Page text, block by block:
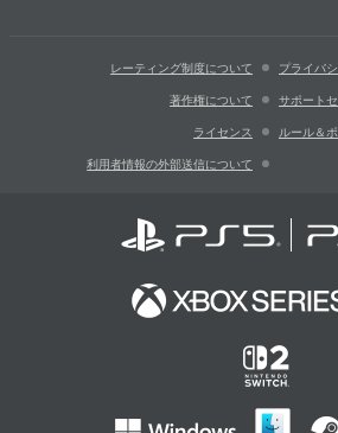
レーティング制度について プライバ
著作権について サポート
ライセンス ルール＆
利用者情報の外部送信について